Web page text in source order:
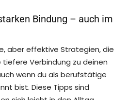
Bindung – auch im
aber effektive Strategien, die
tiefere Verbindung zu deinen
wenn du als berufstätige
bist. Diese Tipps sind